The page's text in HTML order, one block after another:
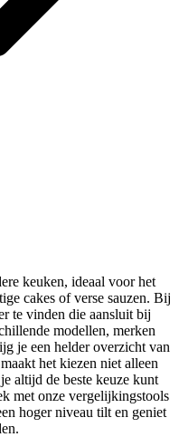
keuken, ideaal voor het
cakes of verse sauzen. Bij
te vinden die aansluit bij
modellen, merken
je een helder overzicht van
het kiezen niet alleen
altijd de beste keuze kunt
met onze vergelijkingstools
hoger niveau tilt en geniet